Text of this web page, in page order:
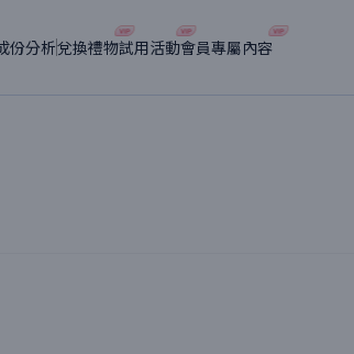
份分析兌換禮物試用活動會員專屬內容
實體驗